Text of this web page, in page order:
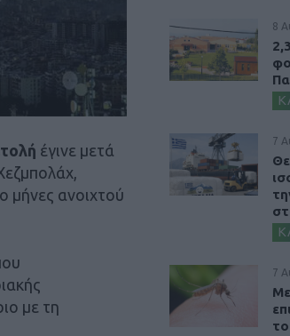
έγινε μετά
μήνες ανοιχτού
με τη
8
7
7